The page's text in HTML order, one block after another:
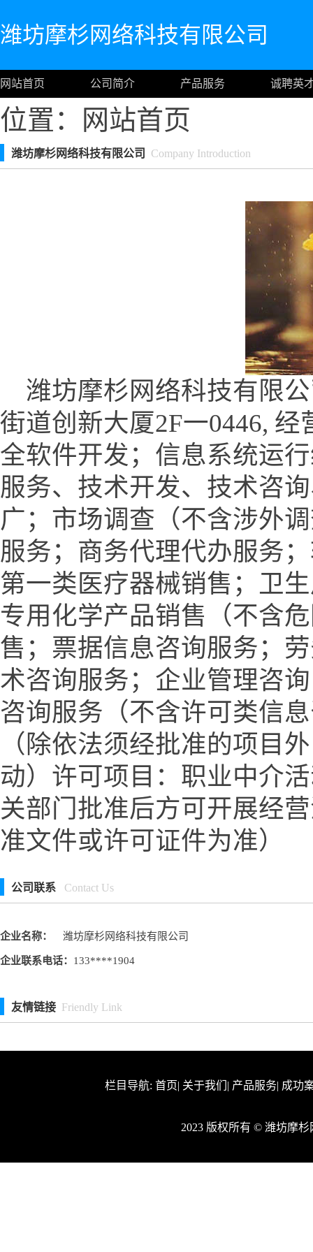
潍坊摩杉网络科技有限公司
网站首页 公司简介 产品服务 诚聘英
位置： 网站首页
潍坊摩杉网络科技有限公司 Company Introduction
潍坊摩杉网络科技有限
街道创新大厦2F一0446,
全软件开发；信息系统运
服务、技术开发、技术咨
广；市场调查（不含涉外
服务；商务代理代办服务
第一类医疗器械销售；卫
专用化学产品销售（不含
售；票据信息咨询服务；
术咨询服务；企业管理咨
咨询服务（不含许可类信
（除依法须经批准的项目
动）许可项目：职业中介
关部门批准后方可开展经
准文件或许可证件为准）
公司联系 Contact Us
企业名称： 潍坊摩杉网络科技有限公司
企业联系电话： 133****1904
友情链接 Friendly Link
栏目导航: 首页| 关于我们 | 产品服务| 成功
2023 版权所有 © 潍坊摩